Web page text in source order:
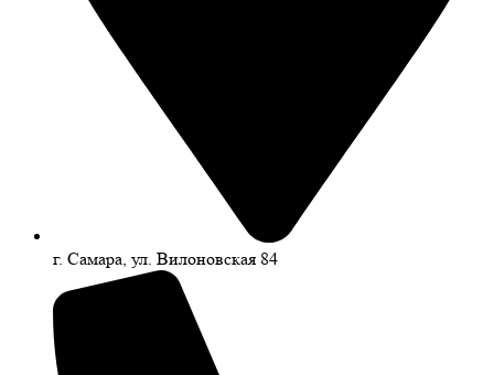
г. Самара, ул. Вилоновская 84